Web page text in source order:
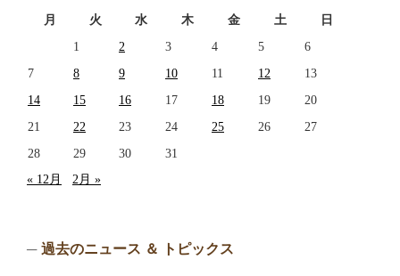
月
火 水 木 金 土
日
1
2 3 4 5
6
7
8 9 10 11 12
13
14
15 16 17 18 19
20
21
22 23 24 25 26
27
28
29 30
31
« 12月
2月 »
過去のニュース ＆ トピックス